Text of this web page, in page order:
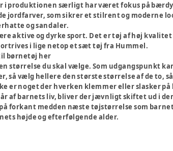
produktionen særligt har været fokus på
jordfarver, som sikrer et stilrent og moderne
og sandaler.
aktive og dyrke sport. Det er tøj af høj
i lige netop et sæt tøj fra Hummel.
børnetøj her
størrelse du skal vælge. Som udgangspunkt
så vælg hellere den største størrelse af de to,
er noget der hverken klemmer eller slasker
af barnets liv, bliver der jævnligt skiftet ud i
forkant medden næste tøjstørrelse som
højde og efterfølgende alder.